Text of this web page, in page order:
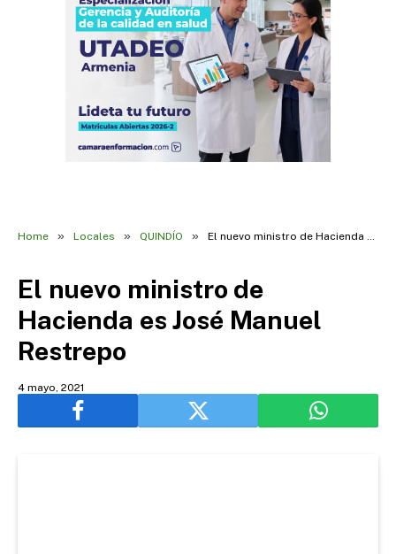
Home » Locales » QUINDÍO » El nuevo ministro de Hacienda es José Manuel Restrepo
El nuevo ministro de
Hacienda es José Manuel
Restrepo
4 mayo, 2021